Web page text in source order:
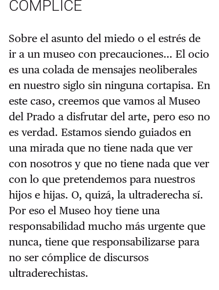
CÓMPLICE
Sobre el asunto del miedo o el estrés de
ir a un museo con precauciones… El ocio
es una colada de mensajes neoliberales
en nuestro siglo sin ninguna cortapisa. En
este caso, creemos que vamos al Museo
del Prado a disfrutar del arte, pero eso no
es verdad. Estamos siendo guiados en
una mirada que no tiene nada que ver
con nosotros y que no tiene nada que ver
con lo que pretendemos para nuestros
hijos e hijas. O, quizá, la ultraderecha sí.
Por eso el Museo hoy tiene una
responsabilidad mucho más urgente que
nunca, tiene que responsabilizarse para
no ser cómplice de discursos
ultraderechistas.